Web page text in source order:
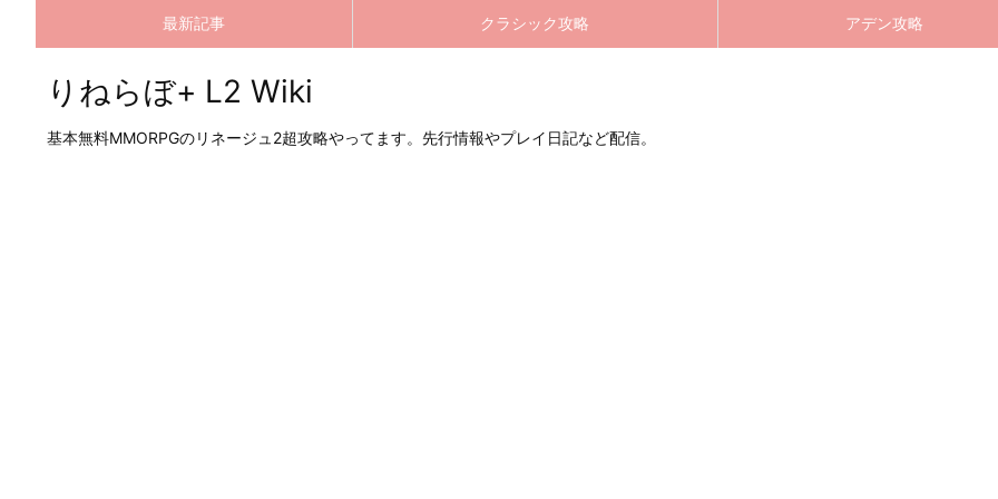
最新記事 クラシック攻略 アデン攻略
りねらぼ+ L2 Wiki
基本無料MMORPGのリネージュ2超攻略やってます。先行情報やプレイ日記など配信。